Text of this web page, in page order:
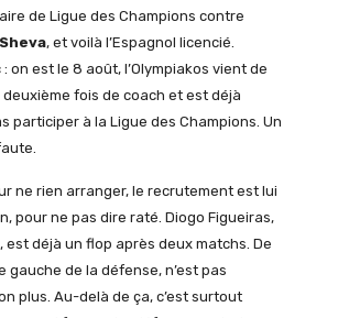
de Ligue des Champions contre
, et voilà l’Espagnol licencié.
on est le 8 août, l’Olympiakos vient de
fois de coach et est déjà
participer à la Ligue des Champions. Un
ne rien arranger, le recrutement est lui
pour ne pas dire raté. Diogo Figueiras,
est déjà un flop après deux matchs. De
gauche de la défense, n’est pas
plus. Au-delà de ça, c’est surtout